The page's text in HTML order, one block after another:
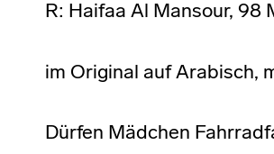
R: Haifaa Al Mansour, 98
im Original auf Arabisch,
Dürfen Mädchen